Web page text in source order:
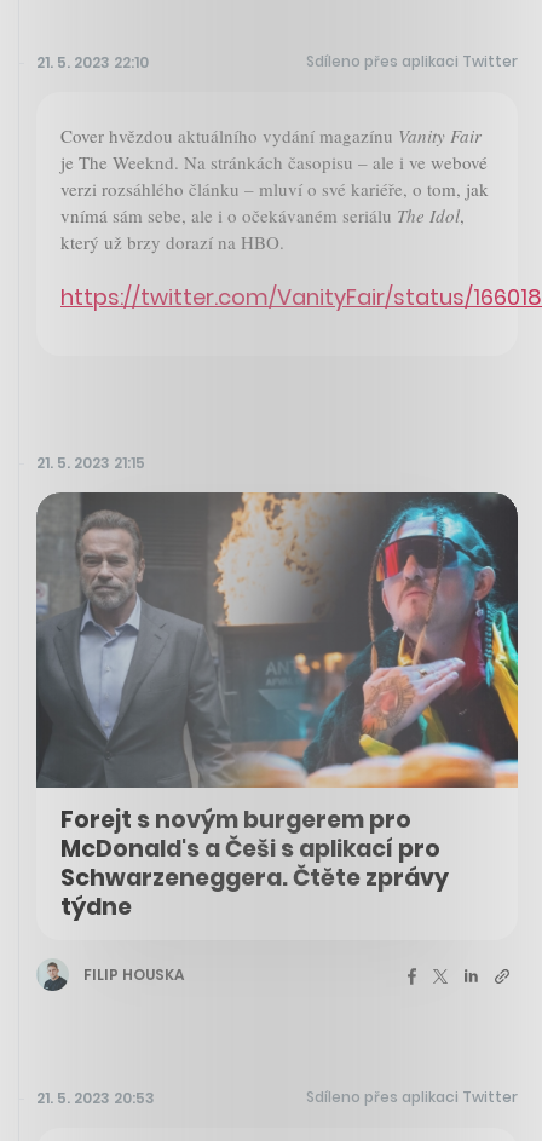
21. 5. 2023 22:10 Sdíleno přes aplikaci Twitter
Cover hvězdou aktuálního vydání magazínu Vanity Fair
je The Weeknd. Na stránkách časopisu – ale i ve webové
verzi rozsáhlého článku – mluví o své kariéře, o tom, jak
vnímá sám sebe, ale i o očekávaném seriálu The Idol,
který už brzy dorazí na HBO.
https://twitter.com/VanityFair/status/
21. 5. 2023 21:15
Forejt s novým burgerem pro
McDonald's a Češi s aplikací pro
Schwarzeneggera. Čtěte zprávy
týdne
FILIP HOUSKA
21. 5. 2023 20:53 Sdíleno přes aplikaci Twitter